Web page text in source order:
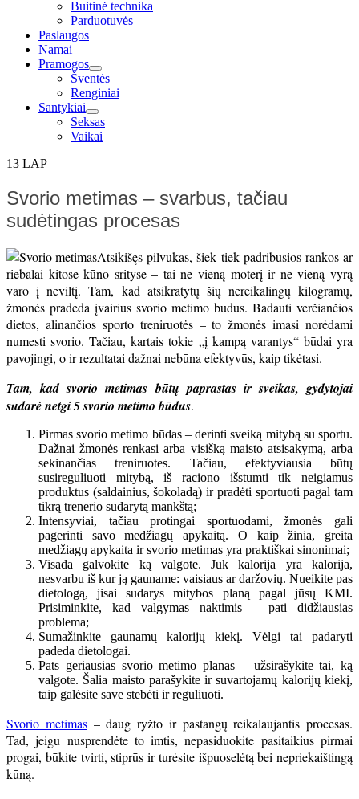
Buitinė technika
Parduotuvės
Paslaugos
Namai
Pramogos
expand
child
menu
Šventės
Renginiai
Santykiai
expand
child
menu
Seksas
Vaikai
13 LAP
Svorio metimas – svarbus, tačiau
sudėtingas procesas
Atsikišęs pilvukas, šiek tiek padribusios rankos ar
riebalai kitose kūno srityse – tai ne vieną moterį ir ne vieną vyrą
varo į neviltį. Tam, kad atsikratytų šių nereikalingų kilogramų,
žmonės pradeda įvairius svorio metimo būdus. Badauti verčiančios
dietos, alinančios sporto treniruotės – to žmonės imasi norėdami
numesti svorio. Tačiau, kartais tokie „į kampą varantys“ būdai yra
pavojingi, o ir rezultatai dažnai nebūna efektyvūs, kaip tikėtasi.
Tam, kad svorio metimas būtų paprastas ir sveikas, gydytojai
sudarė netgi 5 svorio metimo būdus.
Pirmas svorio metimo būdas – derinti sveiką mitybą su sportu.
Dažnai žmonės renkasi arba visišką maisto atsisakymą, arba
sekinančias treniruotes. Tačiau, efektyviausia būtų
susireguliuoti mitybą, iš raciono išstumti tik neigiamus
produktus (saldainius, šokoladą) ir pradėti sportuoti pagal tam
tikrą trenerio sudarytą mankštą;
Intensyviai, tačiau protingai sportuodami, žmonės gali
pagerinti savo medžiagų apykaitą. O kaip žinia, greita
medžiagų apykaita ir svorio metimas yra praktiškai sinonimai;
Visada galvokite ką valgote. Juk kalorija yra kalorija,
nesvarbu iš kur ją gauname: vaisiaus ar daržovių. Nueikite pas
dietologą, jisai sudarys mitybos planą pagal jūsų KMI.
Prisiminkite, kad valgymas naktimis – pati didžiausias
problema;
Sumažinkite gaunamų kalorijų kiekį. Vėlgi tai padaryti
padeda dietologai.
Pats geriausias svorio metimo planas – užsirašykite tai, ką
valgote. Šalia maisto parašykite ir suvartojamų kalorijų kiekį,
taip galėsite save stebėti ir reguliuoti.
Svorio metimas– daug ryžto ir pastangų reikalaujantis procesas.
Tad, jeigu nusprendėte to imtis, nepasiduokite pasitaikius pirmai
progai, būkite tvirti, stiprūs ir turėsite išpuoselėtą bei nepriekaištingą
kūną.